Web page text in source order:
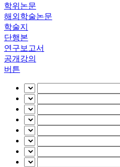
학위논문
해외학술논문
학술지
단행본
연구보고서
공개강의
버튼